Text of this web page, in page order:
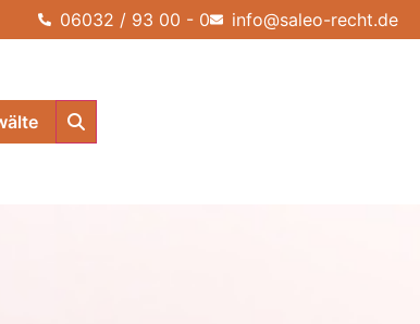
06032 / 93 00 - 0 info@saleo-recht.de